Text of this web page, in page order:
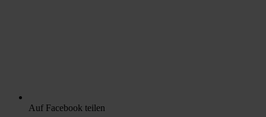
Auf Facebook teilen